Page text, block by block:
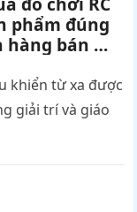
phẩm đúng
bán mô
khiển từ xa được
giải trí và giáo